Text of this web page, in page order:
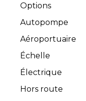
Options
Autopompe
Aéroportuaire
Échelle
Électrique
Hors route